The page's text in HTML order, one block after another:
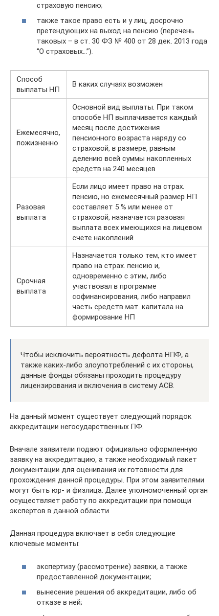
страховую пенсию;
также такое право есть и у лиц, досрочно
претендующих на выход на пенсию (перечень
таковых – в ст. 30 ФЗ № 400 от 28 дек. 2013 года
“О страховых…”).
Способ
выплаты НП
В каких случаях возможен
Ежемесячно,
пожизненно
Основной вид выплаты. При таком
способе НП выплачивается каждый
месяц после достижения
пенсионного возраста наряду со
страховой, в размере, равным
делению всей суммы накопленных
средств на 240 месяцев
Разовая
выплата
Если лицо имеет право на страх.
пенсию, но ежемесячный размер НП
составляет 5 % или менее от
страховой, назначается разовая
выплата всех имеющихся на лицевом
счете накоплений
Срочная
выплата
Назначается только тем, кто имеет
право на страх. пенсию и,
одновременно с этим, либо
участвовал в программе
софинансирования, либо направил
часть средств мат. капитала на
формирование НП
Чтобы исключить вероятность дефолта НПФ, а
также каких-либо злоупотреблений с их стороны,
данные фонды обязаны проходить процедуру
лицензирования и включения в систему АСВ.
На данный момент существует следующий порядок
аккредитации негосударственных ПФ.
Вначале заявители подают официально оформленную
заявку на аккредитацию, а также необходимый пакет
документации для оценивания их готовности для
прохождения данной процедуры. При этом заявителями
могут быть юр- и физлица. Далее уполномоченный орган
осуществляет работу по аккредитации при помощи
экспертов в данной области.
Данная процедура включает в себя следующие
ключевые моменты:
экспертизу (рассмотрение) заявки, а также
предоставленной документации;
вынесение решения об аккредитации, либо об
отказе в ней;